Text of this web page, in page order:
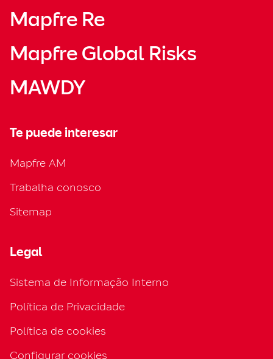
Mapfre Re
Mapfre Global Risks
MAWDY
Te puede interesar
Mapfre AM
Trabalha conosco
Sitemap
Legal
Sistema de Informação Interno
Política de Privacidade
Política de cookies
Configurar cookies